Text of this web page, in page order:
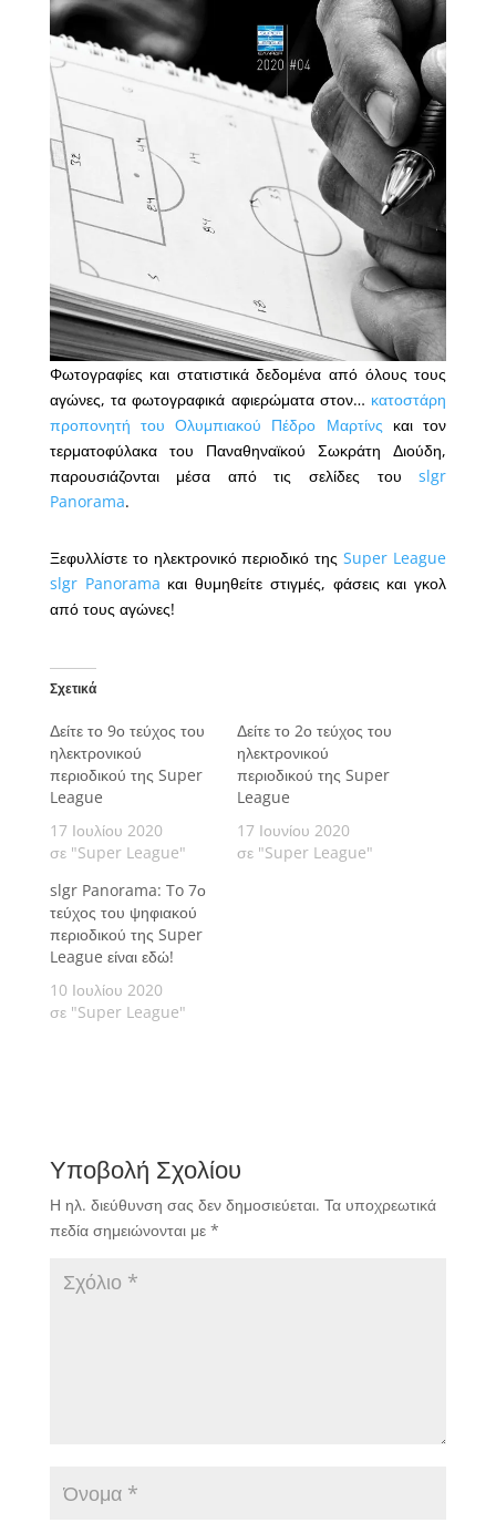
Φωτογραφίες και στατιστικά δεδομένα από όλους τους
αγώνες, τα φωτογραφικά αφιερώματα στον… κατοστάρη
προπονητή του Ολυμπιακού Πέδρο Μαρτίνς και τον
τερματοφύλακα του Παναθηναϊκού Σωκράτη Διούδη,
παρουσιάζονται μέσα από τις σελίδες του
slgr
Panorama.
Ξεφυλλίστε το ηλεκτρονικό περιοδικό της Super League
slgr Panorama και θυμηθείτε στιγμές, φάσεις και γκολ
από τους αγώνες!
Σχετικά
Δείτε το 9ο τεύχος του
ηλεκτρονικού
περιοδικού της Super
League
17 Ιουλίου 2020
σε "Super League"
Δείτε το 2ο τεύχος του
ηλεκτρονικού
περιοδικού της Super
League
17 Ιουνίου 2020
σε "Super League"
slgr Panorama: To 7ο
τεύχος του ψηφιακού
περιοδικού της Super
League είναι εδώ!
10 Ιουλίου 2020
σε "Super League"
Υποβολή Σχολίου
Η ηλ. διεύθυνση σας δεν δημοσιεύεται. Τα υποχρεωτικά
πεδία σημειώνονται με *